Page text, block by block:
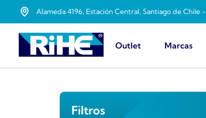
Alameda 4196, Estación Central, Santiago de Chile -
Outlet Marcas
Filtros